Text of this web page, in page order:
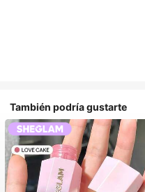
También podría gustarte